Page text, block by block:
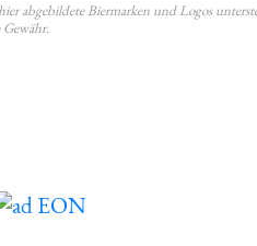
abgebildete Biermarken und Logos
Gewähr.